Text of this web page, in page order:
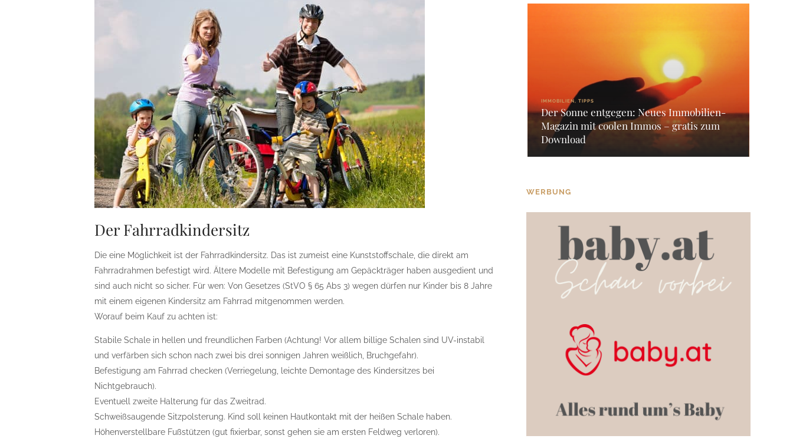
Der Fahrradkindersitz
Die eine Möglichkeit ist der Fahrradkindersitz. Das ist zumeist eine Kunststoffschale, die direkt am
Fahrradrahmen befestigt wird. Ältere Modelle mit Befestigung am Gepäckträger haben ausgedient und
sind auch nicht so sicher. Für wen: Von Gesetzes (StVO § 65 Abs 3) wegen dürfen nur Kinder bis 8 Jahre
mit einem eigenen Kindersitz am Fahrrad mitgenommen werden.
Worauf beim Kauf zu achten ist:
Stabile Schale in hellen und freundlichen Farben (Achtung! Vor allem billige Schalen sind UV-instabil
und verfärben sich schon nach zwei bis drei sonnigen Jahren weißlich, Bruchgefahr).
Befestigung am Fahrrad checken (Verriegelung, leichte Demontage des Kindersitzes bei
Nichtgebrauch).
Eventuell zweite Halterung für das Zweitrad.
Schweißsaugende Sitzpolsterung. Kind soll keinen Hautkontakt mit der heißen Schale haben.
Höhenverstellbare Fußstützen (gut fixierbar, sonst gehen sie am ersten Feldweg verloren).
IMMOBILIEN, TIPPS
Der Sonne entgegen: Neues Immobilien-
Magazin mit coolen Immos – gratis zum
Download
WERBUNG